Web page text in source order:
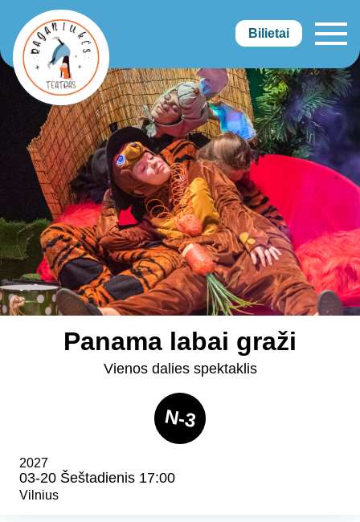
Raganiukės teatras
Bilietai
Panama labai graži
Vienos dalies spektaklis
N-3
2027
03-20 Šeštadienis 17:00
Vilnius